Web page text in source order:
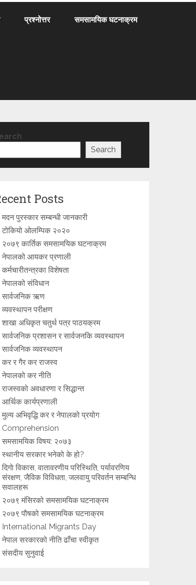
प्रश्नोत्तर समसामयिक घटनाक्रम
Search
Posts
मदन पुरस्कार सम्बन्धी जानकारी
टोकियो ओलम्पिक २०२०
२०७९ कार्तिक समसामयिक घटनाक्रम
नेपालको आयकर प्रणाली
कर्मचारीतन्त्रका विशेषता
नेपालको संविधान
सार्वजनिक ऋण
व्यवस्थापन परीक्षण
शाखा अधिकृत चतुर्थ पत्र पाठयक्रम
सार्वजनिक प्रशासन र सार्वजनकि व्यवस्थापन
सार्वजनिक व्यवस्थापन
कर र गैर कर राजस्व
नेपालको कर नीति
राजस्वको अवधारणा र सिद्धान्त
आर्थिक कार्यप्रणाली
मुल्य अभिवृद्धि कर र नेपालको प्रयोग
Comprehension
समसामयिक विषय: २०७३
स्थानीय सरकार भनेको के हो?
दिगाे विकास, वातावरणीय परिस्थिति, पर्यावरणिय
संरक्षण, जैविक विविधता, जलवायु परिवर्तन सम्बन्धि
सवालहरू
२०७९ मंसिरको समसामयिक घटनाक्रम
२०७९ पौषको समसामयिक घटनाक्रम
International Migrants Day
नेपाल सरकारको नीति ढाँचा स्वीकृत
संसदीय सुनुवाई